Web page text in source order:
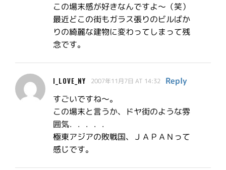
この場末感が好きなんですよ〜（笑）
最近どこの街もガラス張りのビルばか
りの綺麗な建物に変わってしまって残
念です。
I_LOVE_NY 2007年11月7日 AT 14:32
Reply
すごいですね～。
この場末と言うか、ドヤ街のような雰
囲気．．．．．
極東アジアの敗戦国、ＪＡＰＡＮって
感じです。